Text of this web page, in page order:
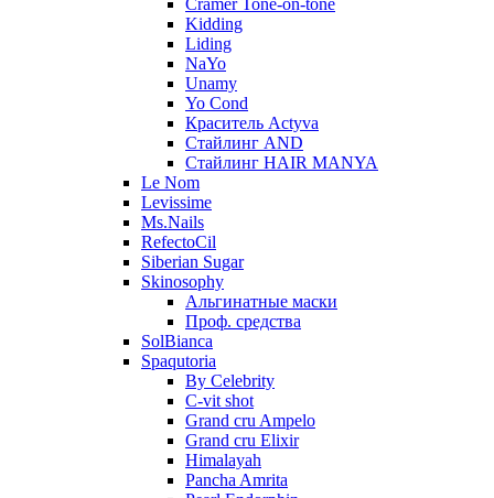
Cramer Tone-on-tone
Kidding
Liding
NaYo
Unamy
Yo Cond
Краситель Actyva
Стайлинг AND
Стайлинг HAIR MANYA
Le Nom
Levissime
Ms.Nails
RefectoCil
Siberian Sugar
Skinosophy
Альгинатные маски
Проф. средства
SolBianca
Spaqutoria
By Celebrity
C-vit shot
Grand cru Ampelo
Grand сru Elixir
Himalayah
Pancha Amrita